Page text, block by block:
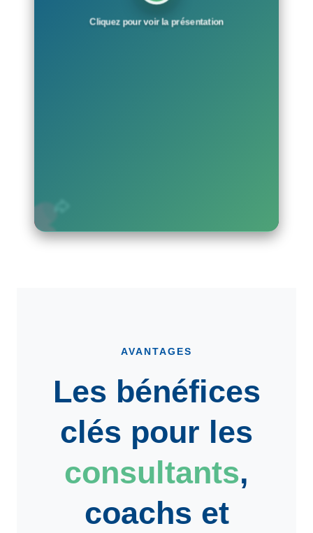
Cliquez pour voir la présentation
AVANTAGES
Les bénéfices
clés pour les
consultants,
coachs et